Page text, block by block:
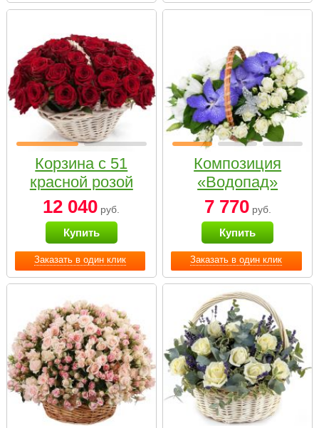
Заказать в один клик
Корзина с 51
красной розой
12 040 руб.
Купить
Заказать в один клик
Композиция
«Водопад»
7 770руб.
Купить